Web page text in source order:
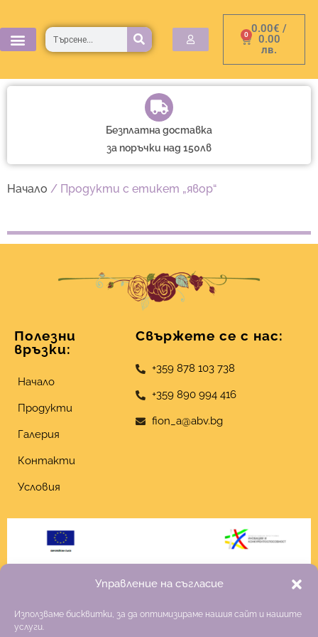
Управление на съгласие
Използваме бисквитки, за да оптимизираме нашия сайт и нашите
услуги.
to
content
0.00€ /
0.00
лв.
0
Cart
Търсене
Начало / Продукти с етикет „явор“
Безплатна доставка
за поръчки над 150лв
Полезни
връзки:
Начало
Продукти
Галерия
Контакти
Условия
Свържете се с нас:
+359 878 103 738
+359 890 994 416
fion_a@abv.bg